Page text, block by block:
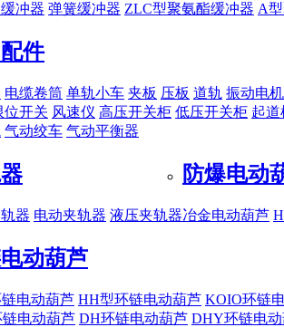
冲器 弹簧缓冲器 ZLC型聚氨酯缓冲器 A
件
电缆卷筒 单轨小车 夹板 压板 道轨 振动电机
位开关 风速仪 高压开关柜 低压开关柜 起道
气动绞车 气动平衡器
器 电动夹轨器 液压夹轨器
防爆电动
冶金电动葫芦
动葫芦
电动葫芦 HH型环链电动葫芦 KOIO环链
电动葫芦 DH环链电动葫芦 DHY环链电